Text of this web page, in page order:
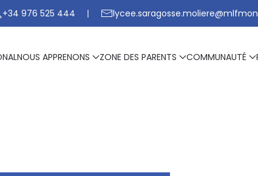
+34 976 525 444
NOUS APPRENONS ZONE DES PARENTS COMMUNAUTÉ